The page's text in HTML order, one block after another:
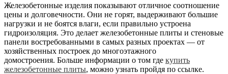
Железобетонные изделия показывают отличное соотношение
цены и долговечности. Они не горят, выдерживают большие
нагрузки и не боятся влаги, если правильно устроена
гидроизоляция. Это делает железобетонные плиты и стеновые
панели востребованными в самых разных проектах — от
хозяйственных построек до многоэтажного
домостроения. Больше информации о том где купить
железобетонные плиты, можно узнать пройдя по ссылке.